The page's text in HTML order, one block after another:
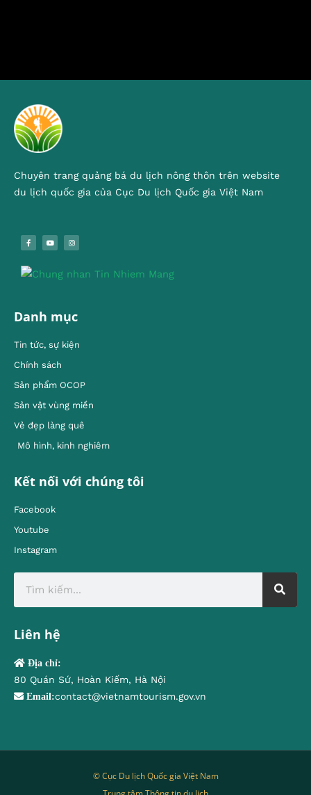
Chuyên trang quảng bá du lịch nông thôn trên website
du lịch quốc gia của Cục Du lịch Quốc gia Việt Nam
Danh mục
Tin tức, sự kiện
Chính sách
Sản phẩm OCOP
Sản vật vùng miền
Vẻ đẹp làng quê
Mô hình, kinh nghiêm
Kết nối với chúng tôi
Facebook
Youtube
Instagram
Liên hệ
Địa chỉ:
80 Quán Sứ, Hoàn Kiếm, Hà Nội
Email:contact@vietnamtourism.gov.vn
© Cục Du lịch Quốc gia Việt Nam